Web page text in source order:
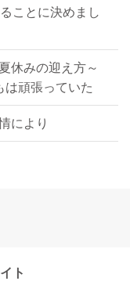
ことに決めまし
休みの迎え方～
は頑張っていた
により
ト